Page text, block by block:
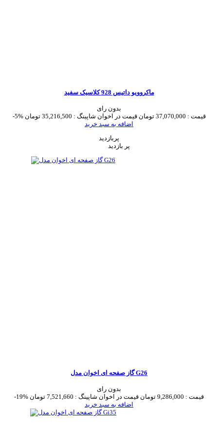
ماکروویو داتیس 928 کلاسیک سفید
بدون رای
-5%
قیمت : 37,070,000 تومان قیمت در اخوان شاپینگ : 35,216,500 تومان
اضافه به سبد خرید
پربازدید
پر بازدید
گاز صفحه ای اخوان مدل G26
بدون رای
-19%
قیمت : 9,286,000 تومان قیمت در اخوان شاپینگ : 7,521,660 تومان
اضافه به سبد خرید